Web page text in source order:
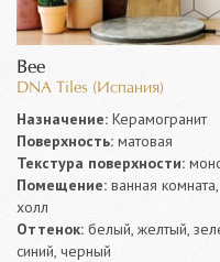
Bee
DNA Tiles (Испания)
Назначение: Керамогранит
Поверхность: матовая
Текстура поверхности:
Помещение: ванная
холл
Оттенок: белый, желтый,
синий, черный